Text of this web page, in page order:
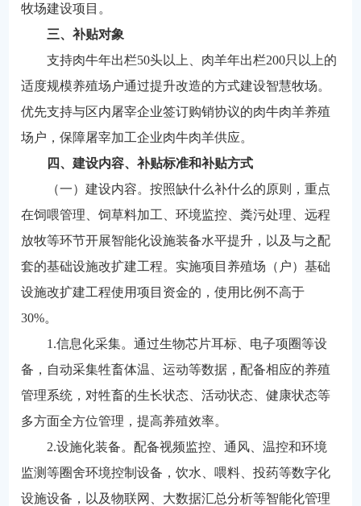
牧场建设项目。
三、补贴对象
支持肉牛年出栏50头以上、肉羊年出栏200只以上的
适度规模养殖场户通过提升改造的方式建设智慧牧场。
优先支持与区内屠宰企业签订购销协议的肉牛肉羊养殖
场户，保障屠宰加工企业肉牛肉羊供应。
四、建设内容、补贴标准和补贴方式
（一）建设内容。按照缺什么补什么的原则，重点
在饲喂管理、饲草料加工、环境监控、粪污处理、远程
放牧等环节开展智能化设施装备水平提升，以及与之配
套的基础设施改扩建工程。实施项目养殖场（户）基础
设施改扩建工程使用项目资金的，使用比例不高于
30%。
1.信息化采集。通过生物芯片耳标、电子项圈等设
备，自动采集牲畜体温、运动等数据，配备相应的养殖
管理系统，对牲畜的生长状态、活动状态、健康状态等
多方面全方位管理，提高养殖效率。
2.设施化装备。配备视频监控、通风、温控和环境
监测等圈舍环境控制设备，饮水、喂料、投药等数字化
设施设备，以及物联网、大数据汇总分析等智能化管理